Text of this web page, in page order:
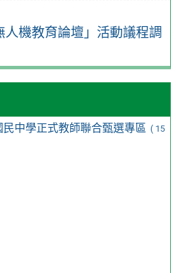
人機教育論壇」活動議程調
中學正式教師聯合甄選專區 ( 15